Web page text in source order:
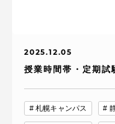
2025.12.05
授業時間帯・定期試
札幌キャンパス